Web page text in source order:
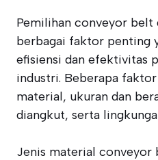
Pemilihan conveyor belt
berbagai faktor penting
efisiensi dan efektivitas
industri. Beberapa
material, ukuran dan
diangkut, serta
Jenis material conveyor